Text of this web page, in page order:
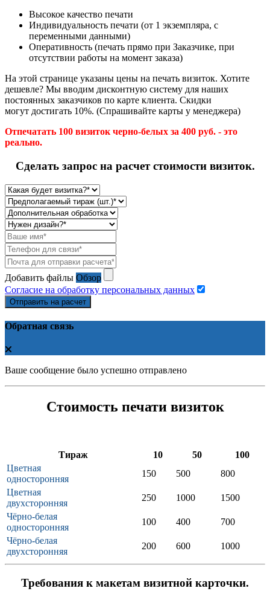
Высокое качество печати
Индивидуальность печати (от 1 экземпляра, с
переменными данными)
Оперативность (печать прямо при Заказчике, при
отсутствии работы на момент заказа)
На этой странице указаны цены на печать визиток. Хотите
дешевле? Мы вводим дисконтную систему для наших
постоянных заказчиков по карте клиента. Скидки
могут достигать 10%. (Спрашивайте карты у менеджера)
Отпечатать 100 визиток черно-белых за 400 руб. - это
реально.
Сделать запрос на расчет стоимости визиток.
Добавить файлы Обзор
Согласие на обработку персональных данных
Отправить на расчет
Обратная связь
Ваше сообщение было успешно отправлено
Стоимость печати визиток
Тираж 10 50
100
Цветная
односторонняя
150 500
800
Цветная
двухсторонняя
250 1000
1500
Чёрно-белая
односторонняя
100 400
700
Чёрно-белая
двухсторонняя
200 600 1000
Требования к макетам визитной карточки.